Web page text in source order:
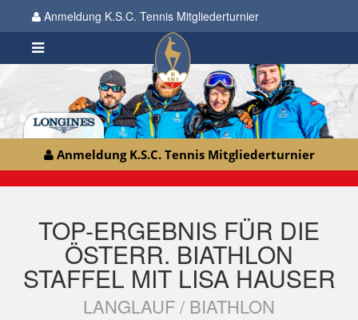
Anmeldung K.S.C. Tennis Mitgliederturnier
Anmeldung K.S.C. Tennis Mitgliederturnier
TOP-ERGEBNIS FÜR DIE
ÖSTERR. BIATHLON
STAFFEL MIT LISA HAUSER
LANGLAUF / BIATHLON